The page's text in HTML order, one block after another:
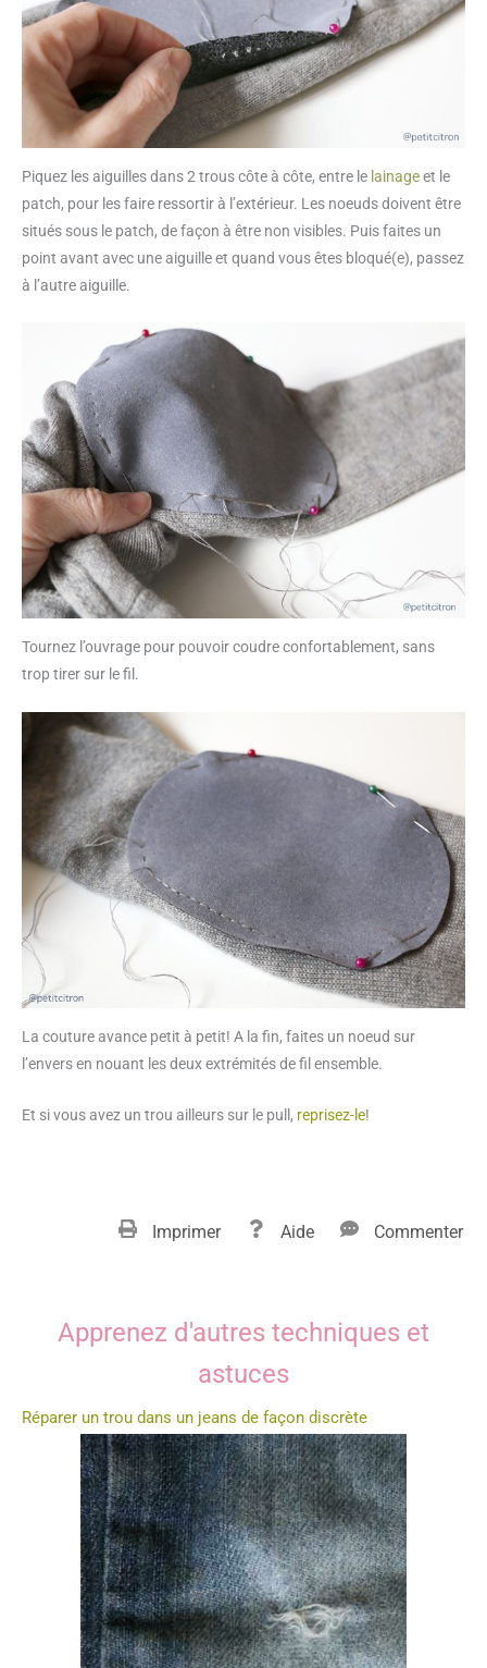
Piquez les aiguilles dans 2 trous côte à côte, entre le lainageet le
patch, pour les faire ressortir à l’extérieur. Les noeuds doivent être
situés sous le patch, de façon à être non visibles. Puis faites un
point avant avec une aiguille et quand vous êtes bloqué(e), passez
à l’autre aiguille.
Tournez l’ouvrage pour pouvoir coudre confortablement, sans
trop tirer sur le fil.
La couture avance petit à petit! A la fin, faites un noeud sur
l’envers en nouant les deux extrémités de fil ensemble.
Et si vous avez un trou ailleurs sur le pull, reprisez-le!
Imprimer Aide Commenter
Apprenez d'autres techniques et
astuces
Réparer un trou dans un jeans de façon discrète